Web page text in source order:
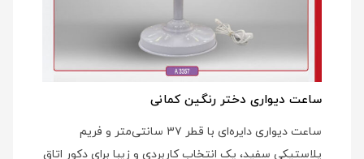
ساعت دیواری دختر رنگین کمانی
ساعت دیواری دایره‌ای با قطر ۳۷ سانتی‌متر و فریم
پلاستیکی سفید، یک انتخاب کاربردی و زیبا برای دکور اتاق